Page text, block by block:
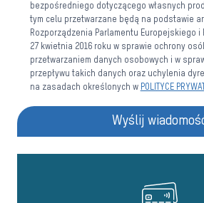
bezpośredniego dotyczącego własnych
tym celu przetwarzane będą na podstawie
Rozporządzenia Parlamentu Europejskiego i
27 kwietnia 2016 roku w sprawie ochrony
przetwarzaniem danych osobowych i w
przepływu takich danych oraz uchylenia
na zasadach określonych w POLITYCE
Wyślij